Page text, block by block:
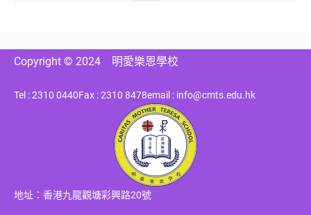
Copyright © 2024 明愛樂恩學校
Tel : 2310 0440Fax : 2310 8478email : info@cmts.edu.hk
地址：香港九龍觀塘彩興路20號